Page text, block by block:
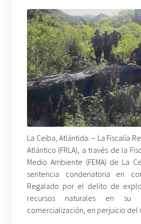
La Ceiba, Atlántida. – La Fiscalía
Atlántico (FRLA), a través de la
Medio Ambiente (FEMA) de La
sentencia condenatoria en
Regalado por el delito de
recursos naturales en su
comercialización, en perjuicio del